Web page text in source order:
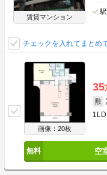
賃貸マンション
チェックを入れてまとめ
画像：20枚
35
敷
空